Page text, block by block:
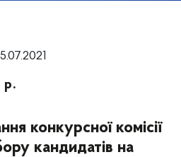
р.
конкурсної комісії
кандидатів на